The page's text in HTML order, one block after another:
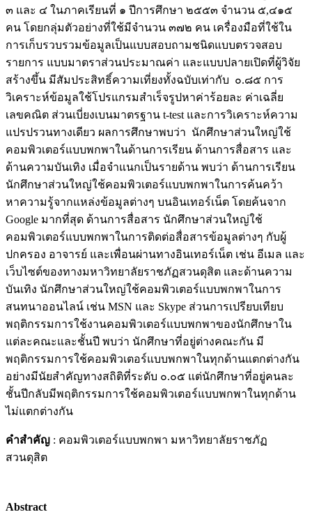
๓ และ ๔ ในภาคเรียนที่ ๑ ปีการศึกษา ๒๕๕๓ จำนวน ๕,๔๑๕
คน โดยกลุ่มตัวอย่างที่ใช้มีจำนวน ๓๗๒ คน เครื่องมือที่ใช้ใน
การเก็บรวบรวมข้อมูลเป็นแบบสอบถามชนิดแบบตรวจสอบ
รายการ แบบมาตราส่วนประมาณค่า และแบบปลายเปิดที่ผู้วิจัย
สร้างขึ้น มีสัมประสิทธิ์ความเที่ยงทั้งฉบับเท่ากับ ๐.๘๕ การ
วิเคราะห์ข้อมูลใช้โปรแกรมสำเร็จรูปหาค่าร้อยละ ค่าเฉลี่ย
เลขคณิต ส่วนเบี่ยงเบนมาตรฐาน t-test และการวิเคราะห์ความ
แปรปรวนทางเดียว ผลการศึกษาพบว่า นักศึกษาส่วนใหญ่ใช้
คอมพิวเตอร์แบบพกพาในด้านการเรียน ด้านการสื่อสาร และ
ด้านความบันเทิง เมื่อจำแนกเป็นรายด้าน พบว่า ด้านการเรียน
นักศึกษาส่วนใหญ่ใช้คอมพิวเตอร์แบบพกพาในการค้นคว้า
หาความรู้จากแหล่งข้อมูลต่างๆ บนอินเทอร์เน็ต โดยค้นจาก
Google มากที่สุด ด้านการสื่อสาร นักศึกษาส่วนใหญ่ใช้
คอมพิวเตอร์แบบพกพาในการติดต่อสื่อสารข้อมูลต่างๆ กับผู้
ปกครอง อาจารย์ และเพื่อนผ่านทางอินเทอร์เน็ต เช่น อีเมล และ
เว็บไซต์ของทางมหาวิทยาลัยราชภัฏสวนดุสิต และด้านความ
บันเทิง นักศึกษาส่วนใหญ่ใช้คอมพิวเตอร์แบบพกพาในการ
สนทนาออนไลน์ เช่น MSN และ Skype ส่วนการเปรียบเทียบ
พฤติกรรมการใช้งานคอมพิวเตอร์แบบพกพาของนักศึกษาใน
แต่ละคณะและชั้นปี พบว่า นักศึกษาที่อยู่ต่างคณะกัน มี
พฤติกรรมการใช้คอมพิวเตอร์แบบพกพาในทุกด้านแตกต่างกัน
อย่างมีนัยสำคัญทางสถิติที่ระดับ ๐.๐๕ แต่นักศึกษาที่อยู่คนละ
ชั้นปีกลับมีพฤติกรรมการใช้คอมพิวเตอร์แบบพกพาในทุกด้าน
ไม่แตกต่างกัน
คำสำคัญ : คอมพิวเตอร์แบบพกพา มหาวิทยาลัยราชภัฏ
สวนดุสิต
Abstract